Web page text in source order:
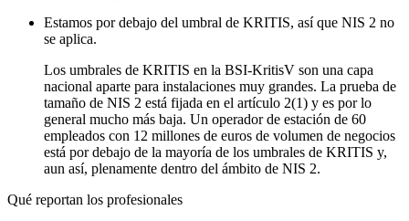
Estamos por debajo del umbral de KRITIS, así que NIS 2 no
se aplica.
Los umbrales de KRITIS en la BSI-KritisV son una capa
nacional aparte para instalaciones muy grandes. La prueba de
tamaño de NIS 2 está fijada en el artículo 2(1) y es por lo
general mucho más baja. Un operador de estación de 60
empleados con 12 millones de euros de volumen de negocios
está por debajo de la mayoría de los umbrales de KRITIS y,
aun así, plenamente dentro del ámbito de NIS 2.
Qué reportan los profesionales